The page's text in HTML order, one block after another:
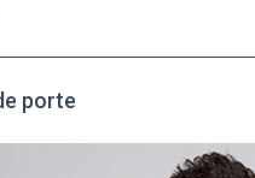
porte